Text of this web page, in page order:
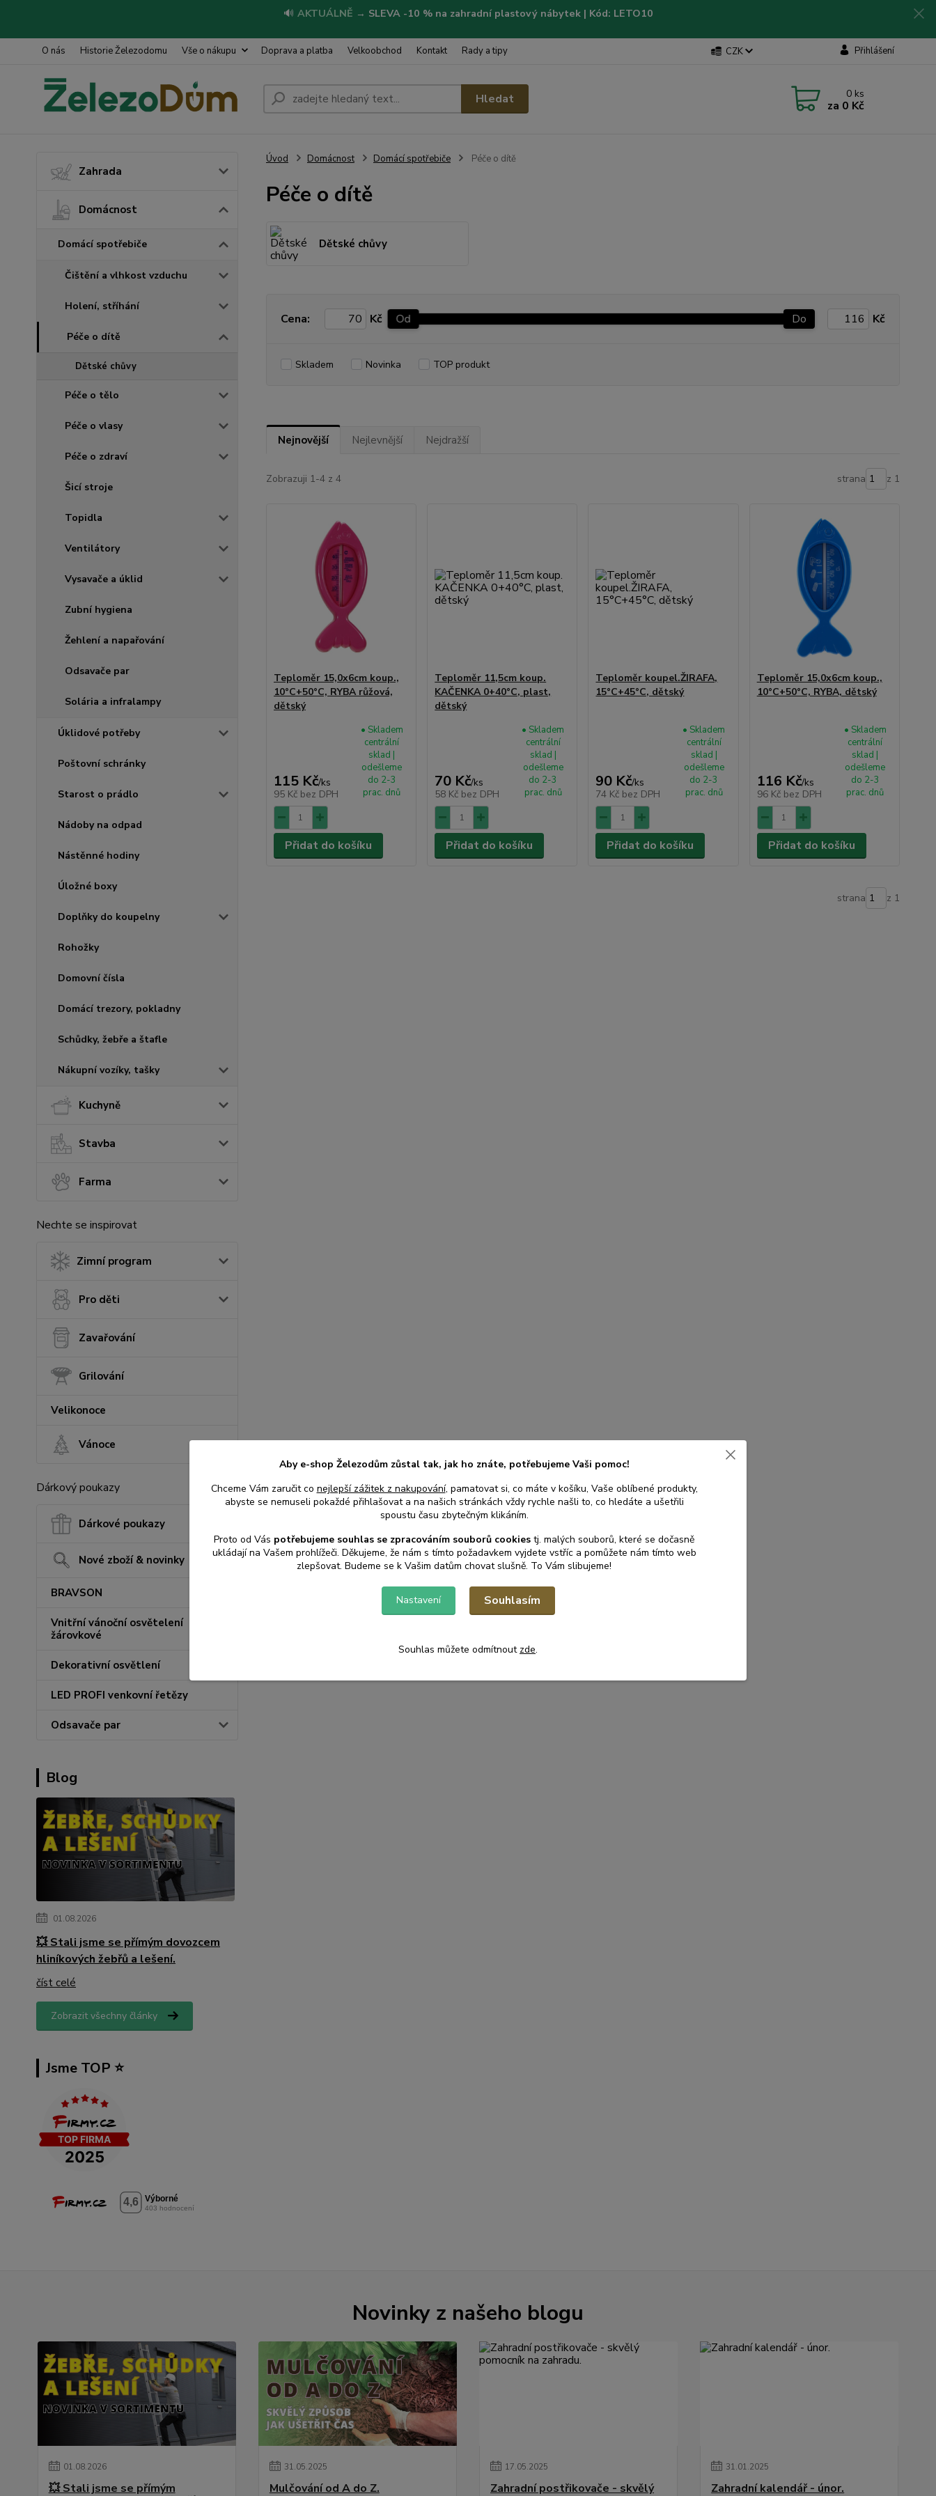
🔊 AKTUÁLNĚ → SLEVA -10 % na zahradní plastový nábytek | Kód: LETO10
O nás Historie Železodomu Vše o nákupu Doprava a platba Velkoobchod Kontakt Rady a tipy CZK Přihlášení
Hledat 0 ks
za 0 Kč
Zahrada
Domácnost
Domácí spotřebiče
Čištění a vlhkost vzduchu
Holení, stříhání
Péče o dítě
Dětské chůvy
Péče o tělo
Péče o vlasy
Péče o zdraví
Šicí stroje
Topidla
Ventilátory
Vysavače a úklid
Zubní hygiena
Žehlení a napařování
Odsavače par
Solária a infralampy
Úklidové potřeby
Poštovní schránky
Starost o prádlo
Nádoby na odpad
Nástěnné hodiny
Úložné boxy
Doplňky do koupelny
Rohožky
Domovní čísla
Domácí trezory, pokladny
Schůdky, žebře a štafle
Nákupní vozíky, tašky
Kuchyně
Stavba
Farma
Nechte se inspirovat
Zimní program
Pro děti
Zavařování
Grilování
Velikonoce
Vánoce
Dárkový poukazy
Dárkové poukazy
Nové zboží & novinky
BRAVSON
Vnitřní vánoční osvětelení
žárovkové
Dekorativní osvětlení
LED PROFI venkovní řetězy
Odsavače par
Blog
01.08.2026
💥 Stali jsme se přímým dovozcem
hliníkových žebřů a lešení.
číst celé
Zobrazit všechny články
Jsme TOP ⭐️
Úvod Domácnost Domácí spotřebiče Péče o dítě
Péče o dítě
Dětské chůvy
Cena: Kč Od Do Kč
Skladem Novinka TOP produkt
Nejnovější Nejlevnější Nejdražší
Zobrazuji 1-4 z 4 strana z 1
Teploměr 15,0x6cm koup.,
10°C+50°C, RYBA růžová,
dětský
115 Kč/ks
95 Kč bez DPH
• Skladem
centrální
sklad |
odešleme
do 2-3
prac. dnů
Přidat do košíku
Teploměr 11,5cm koup.
KAČENKA 0+40°C, plast,
dětský
70 Kč/ks
58 Kč bez DPH
• Skladem
centrální
sklad |
odešleme
do 2-3
prac. dnů
Přidat do košíku
Teploměr koupel.ŽIRAFA,
15°C+45°C, dětský
90 Kč/ks
74 Kč bez DPH
• Skladem
centrální
sklad |
odešleme
do 2-3
prac. dnů
Přidat do košíku
Teploměr 15,0x6cm koup.,
10°C+50°C, RYBA, dětský
116 Kč/ks
96 Kč bez DPH
• Skladem
centrální
sklad |
odešleme
do 2-3
prac. dnů
Přidat do košíku
strana z 1
Novinky z našeho blogu
01.08.2026
💥 Stali jsme se přímým
31.05.2025
Mulčování od A do Z.
17.05.2025
Zahradní postřikovače - skvělý
31.01.2025
Zahradní kalendář - únor.
Aby e-shop Železodům zůstal tak, jak ho znáte, potřebujeme Vaši pomoc!
Chceme Vám zaručit co nejlepší zážitek z nakupování, pamatovat si, co máte v košíku, Vaše oblíbené produkty,
abyste se nemuseli pokaždé přihlašovat a na našich stránkách vždy rychle našli to, co hledáte a ušetřili
spoustu času zbytečným klikáním.
Proto od Vás potřebujeme souhlas se zpracováním souborů cookies tj. malých souborů, které se dočasně
ukládají na Vašem prohlížeči. Děkujeme, že nám s tímto požadavkem vyjdete vstříc a pomůžete nám tímto web
zlepšovat. Budeme se k Vašim datům chovat slušně. To Vám slibujeme!
Nastavení Souhlasím
Souhlas můžete odmítnout zde.